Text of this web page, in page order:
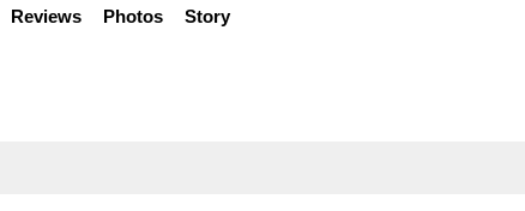
Reviews Photos Story